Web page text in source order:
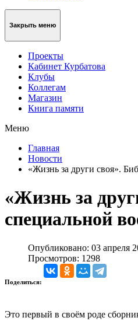
Закрыть меню
Проекты
Кабинет Курбатова
Клубы
Коллегам
Магазин
Книга памяти
Меню
Главная
Новости
«Жизнь за други своя».
«Жизнь за
специальной
Опубликовано: 03 апреля
Просмотров: 1298
Поделиться:
Это первый в своём роде